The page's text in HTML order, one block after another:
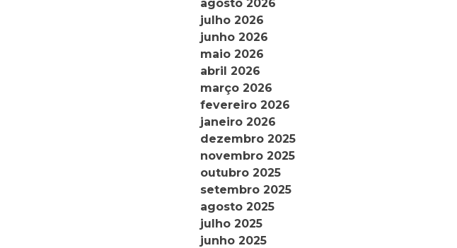
agosto 2026
julho 2026
junho 2026
maio 2026
abril 2026
março 2026
fevereiro 2026
janeiro 2026
dezembro 2025
novembro 2025
outubro 2025
setembro 2025
agosto 2025
julho 2025
junho 2025